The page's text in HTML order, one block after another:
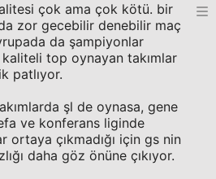
çok ama çok kötü. bir
zor gecebilir denebilir maç
da şampiyonlar
top oynayan takımlar
patlıyor.
şl de oynasa, gene
ve konferans liginde
ortaya çıkmadığı için gs nin
daha göz önüne çıkıyor.